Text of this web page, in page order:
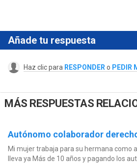
Añade tu respuesta
Haz clic para RESPONDER o PEDIR
MÁS RESPUESTAS
Autónomo colaborador
Mi mujer trabaja para su hermana como
lleva ya Más de 10 años y pagando los